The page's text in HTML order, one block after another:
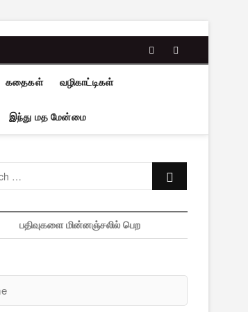
facebooktwitter
கதைகள் வழிகாட்டிகள்
இந்து மத மேன்மை
பதிவுகளை மின்னஞ்சலில் பெற